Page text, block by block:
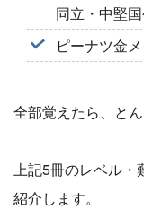
同立・中堅
ピーナツ金
全部覚えたら、と
上記5冊のレベル
紹介します。